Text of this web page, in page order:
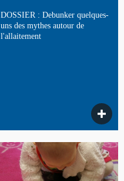
DOSSIER : Debunker quelques-
uns des mythes autour de
l'allaitement